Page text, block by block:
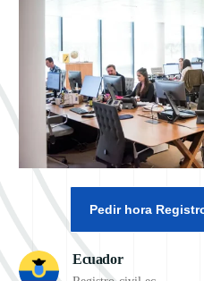
Pedir hora
Ecuador